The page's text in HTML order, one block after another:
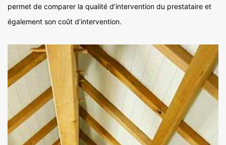
permet de comparer la qualité d’intervention du prestataire et
également son coût d’intervention.